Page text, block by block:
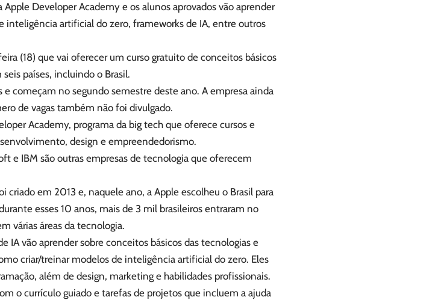
Developer Academy e os alunos aprovados vão aprender
inteligência artificial do zero, frameworks de IA, entre outros
(18) que vai oferecer um curso gratuito de conceitos básicos
países, incluindo o Brasil.
e começam no segundo semestre deste ano. A empresa ainda
de vagas também não foi divulgado.
Academy, programa da big tech que oferece cursos e
design e empreendedorismo.
e IBM são outras empresas de tecnologia que oferecem
criado em 2013 e, naquele ano, a Apple escolheu o Brasil para
esses 10 anos, mais de 3 mil brasileiros entraram no
várias áreas da tecnologia.
IA vão aprender sobre conceitos básicos das tecnologias e
criar/treinar modelos de inteligência artificial do zero. Eles
além de design, marketing e habilidades profissionais.
o currículo guiado e tarefas de projetos que incluem a ajuda